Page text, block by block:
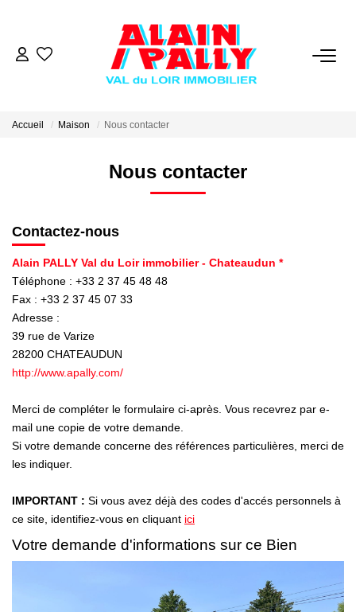
VENTE
LOCATION
GESTION
NOS AGENCES
CONTACT
Accueil Maison Nous contacter
Nous contacter
Contactez-nous
Alain PALLY Val du Loir immobilier - Chateaudun *
Téléphone : +33 2 37 45 48 48
Fax : +33 2 37 45 07 33
Adresse :
39 rue de Varize
28200 CHATEAUDUN
http://www.apally.com/
Merci de compléter le formulaire ci-après. Vous recevrez par e-
mail une copie de votre demande.
Si votre demande concerne des références particulières, merci de
les indiquer.
IMPORTANT : Si vous avez déjà des codes d'accés personnels à
ce site, identifiez-vous en cliquant ici
Votre demande d'informations sur ce Bien